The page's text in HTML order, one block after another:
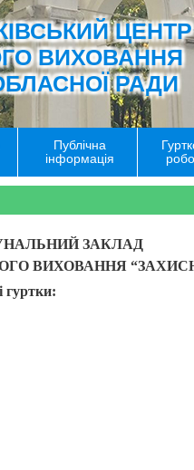
ЦЕНТР
ВИХОВАННЯ
РАДИ
Публічна
інформація
ЗАКЛАД
ВИХОВАННЯ
гуртки: